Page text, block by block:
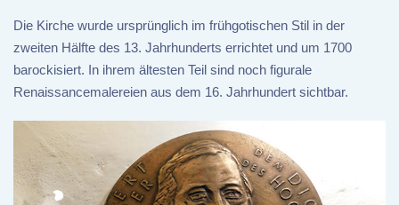
Die Kirche wurde ursprünglich im frühgotischen Stil in der
zweiten Hälfte des 13. Jahrhunderts errichtet und um 1700
barockisiert. In ihrem ältesten Teil sind noch figurale
Renaissancemalereien aus dem 16. Jahrhundert sichtbar.